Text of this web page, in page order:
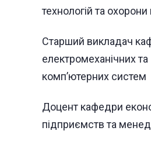
технологій та охорони
Старший викладач
електромеханічних та
комп’ютерних систем
Доцент кафедри
підприємств та